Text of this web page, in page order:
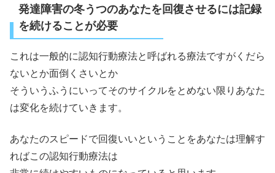
発達障害の冬うつのあなたを回復させるには記録
を続けることが必要
これは一般的に認知行動療法と呼ばれる療法ですがくだら
ないとか面倒くさいとか
そういうふうにいってそのサイクルをとめない限りあなた
は変化を続けていきます。
あなたのスピードで回復いいということをあなたは理解す
ればこの認知行動療法は